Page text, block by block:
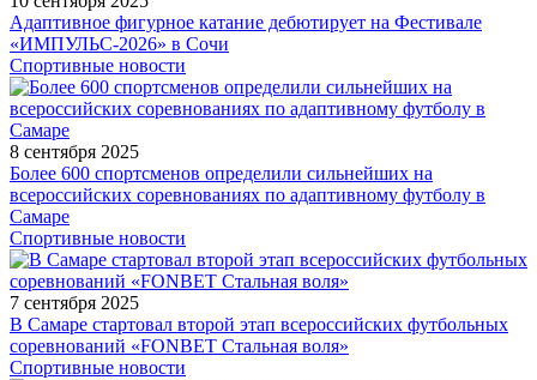
Адаптивное фигурное катание дебютирует на Фестивале
«ИМПУЛЬС-2026» в Сочи
Спортивные новости
8 сентября 2025
Более 600 спортсменов определили сильнейших на
всероссийских соревнованиях по адаптивному футболу в
Самаре
Спортивные новости
7 сентября 2025
В Самаре стартовал второй этап всероссийских футбольных
соревнований «FONBET Стальная воля»
Спортивные новости